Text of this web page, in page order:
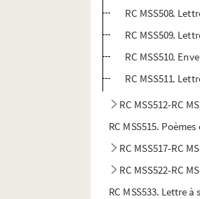
RC MSS508.
RC MSS509.
RC MSS510.
RC MSS511.
RC MSS512-RC
RC MSS515.
RC MSS517-RC
RC MSS522-RC
RC MSS533. Lettre